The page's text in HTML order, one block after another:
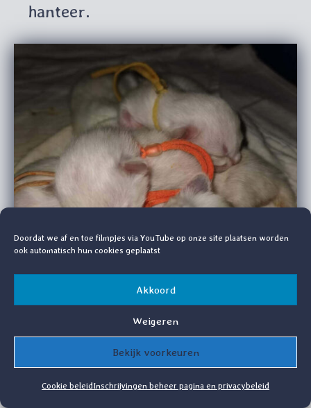
Doordat we af en toe filmpjes via YouTube op onze site plaatsen worden
ook automatisch hun cookies geplaatst
Akkoord
Weigeren
Bekijk voorkeuren
Cookie beleidInschrijvingen beheer pagina en privacybeleid
hanteer.
Leeftijd van uitvliegen.